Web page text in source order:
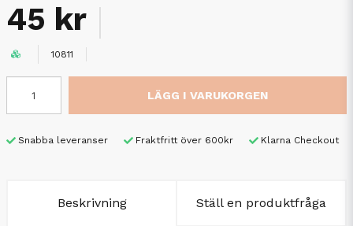
45 kr
10811
LÄGG I VARUKORGEN
Snabba leveranser Fraktfritt över 600kr Klarna Checkout
Beskrivning Ställ en produktfråga